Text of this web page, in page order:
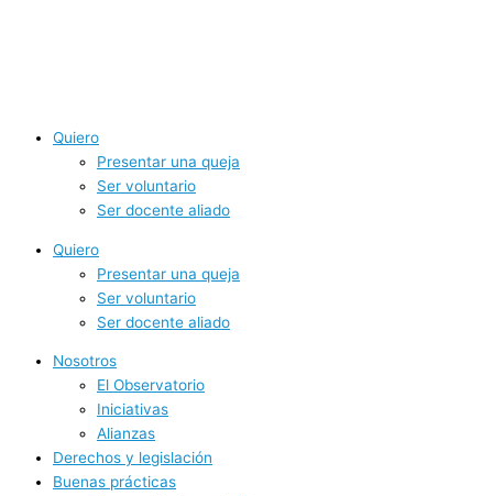
Quiero
Presentar una queja
Ser voluntario
Ser docente aliado
Quiero
Presentar una queja
Ser voluntario
Ser docente aliado
Nosotros
El Observatorio
Iniciativas
Alianzas
Derechos y legislación
Buenas prácticas